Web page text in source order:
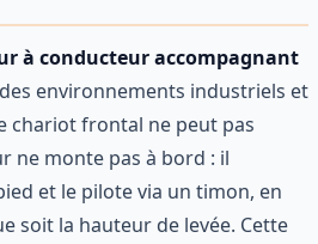
à conducteur accompagnant
environnements industriels et
chariot frontal ne peut pas
ne monte pas à bord : il
et le pilote via un timon, en
soit la hauteur de levée. Cette